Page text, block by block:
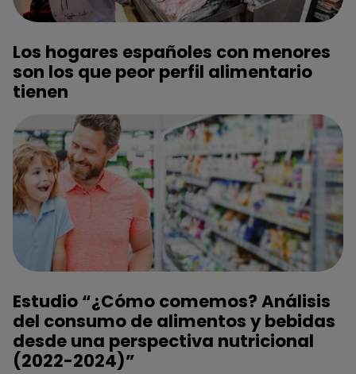
Los hogares españoles con menores
son los que peor perfil alimentario
tienen
Estudio “¿Cómo comemos? Análisis
del consumo de alimentos y bebidas
desde una perspectiva nutricional
(2022-2024)”